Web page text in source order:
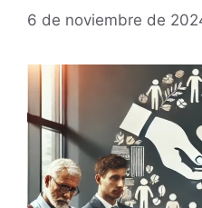
6 de noviembre de